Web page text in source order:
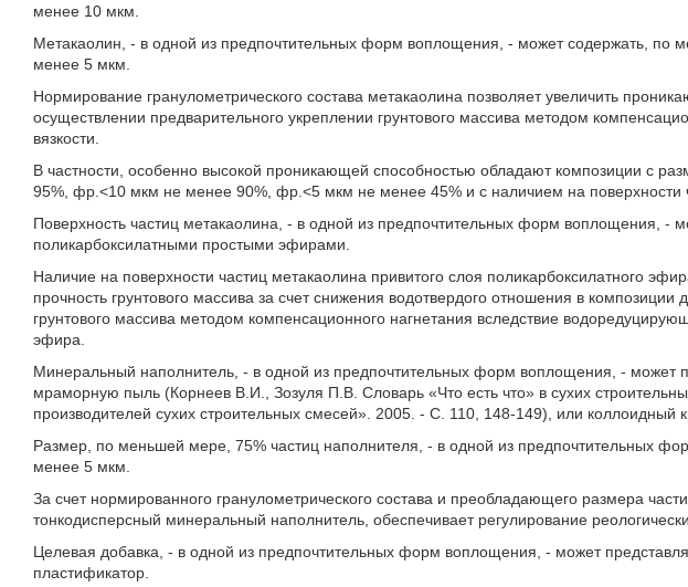
менее 10 мкм.
Метакаолин, - в одной из предпочтительных форм воплощения, - может содержать, по
менее 5 мкм.
Нормирование гранулометрического состава метакаолина позволяет увеличить
осуществлении предварительного укреплении грунтового массива методом
вязкости.
В частности, особенно высокой проникающей способностью обладают композиции с
95%, фр.<10 мкм не менее 90%, фр.<5 мкм не менее 45% и с наличием на поверхности
Поверхность частиц метакаолина, - в одной из предпочтительных форм воплощения, -
поликарбоксилатными простыми эфирами.
Наличие на поверхности частиц метакаолина привитого слоя поликарбоксилатного
прочность грунтового массива за счет снижения водотвердого отношения в композиции
грунтового массива методом компенсационного нагнетания вследствие
эфира.
Минеральный наполнитель, - в одной из предпочтительных форм воплощения, - может
мраморную пыль (Корнеев В.И., Зозуля П.В. Словарь «Что есть что» в сухих
производителей сухих строительных смесей». 2005. - С. 110, 148-149), или коллоидный
Размер, по меньшей мере, 75% частиц наполнителя, - в одной из предпочтительных
менее 5 мкм.
За счет нормированного гранулометрического состава и преобладающего размера
тонкодисперсный минеральный наполнитель, обеспечивает регулирование
Целевая добавка, - в одной из предпочтительных форм воплощения, - может
пластификатор.